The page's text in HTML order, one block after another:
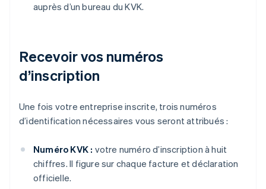
auprès d’un bureau du KVK.
Recevoir vos numéros
d’inscription
Une fois votre entreprise inscrite, trois numéros
d’identification nécessaires vous seront attribués :
Numéro KVK : votre numéro d’inscription à huit
chiffres. Il figure sur chaque facture et déclaration
officielle.